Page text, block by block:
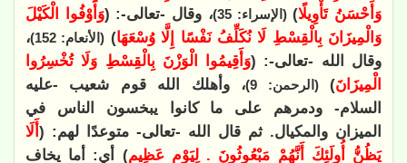
وَأَحْسَنُ تَأْوِيلًا)(الإسراء: 35) ، وقال -تعالى-: (وَأَوْفُوا الْكَيْلَ
وَالْمِيزَانَ بِالْقِسْطِ لَا نُكَلِّفُ نَفْسًا إِلَّا وُسْعَهَا) (الأنعام: 152)
،
وقال الله -تعالى-: (وَأَقِيمُوا الْوَزْنَ بِالْقِسْطِ وَلَا تُخْسِرُوا
الْمِيزَانَ)(الرحمن: 9)
، وأهلك الله قوم شعيب -عليه
السلام- ودمرهم على ما كانوا يبخسون الناس في
الميزان والمكيال. ثم قال الله -تعالى- متوعدًا لهم: ( أَلَا
يَظُنُّ أُولَئِكَ أَنَّهُمْ مَبْعُوثُونَ . لِيَوْمٍ عَظِيمٍ) أي: أما يخاف